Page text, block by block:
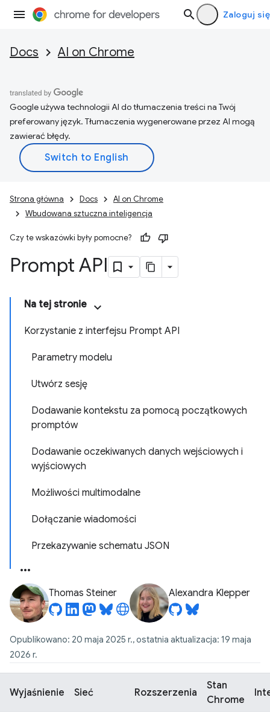
Zaloguj się
Docs AI on Chrome
Google używa technologii AI do tłumaczenia treści na Twój
preferowany język. Tłumaczenia wygenerowane przez AI mogą
zawierać błędy.
Strona główna Docs
AI on Chrome
Wbudowana sztuczna inteligencja
Czy te wskazówki były pomocne?
Prompt API
Na tej stronie
Korzystanie z interfejsu Prompt API
Parametry modelu
Utwórz sesję
Dodawanie kontekstu za pomocą początkowych
promptów
Dodawanie oczekiwanych danych wejściowych i
wyjściowych
Możliwości multimodalne
Dołączanie wiadomości
Przekazywanie schematu JSON
Thomas Steiner Alexandra Klepper
Opublikowano: 20 maja 2025 r., ostatnia aktualizacja: 19 maja
2026 r.
Wyjaśnienie Sieć Rozszerzenia
Stan
Chrome